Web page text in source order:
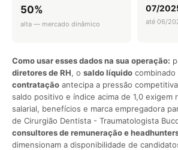
50%
alta — mercado dinâmico
07/
até 06/
Como usar esses dados na sua operação:
diretores de RH, o saldo líquido combinado
contratação antecipa a pressão
saldo positivo e índice acima de 1,0 exigem
salarial, benefícios e marca empregadora
de Cirurgião Dentista - Traumatologista
consultores de remuneração e
dimensionam a disponibilidade de